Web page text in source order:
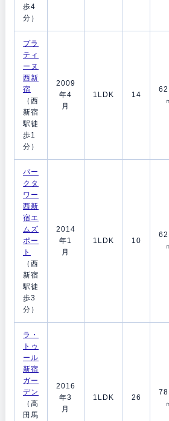
歩4
分）
プラ
ティ
ーヌ
西新
宿
（西
新宿
駅徒
歩1
分）
2009
年4
月
1LDK 14
パー
クタ
ワー
西新
宿エ
ムズ
ポー
ト
（西
新宿
駅徒
歩3
分）
2014
年1
月
1LDK 10
ラ・
トゥ
ール
新宿
ガー
デン
（高
田馬
2016
年3
月
1LDK 26